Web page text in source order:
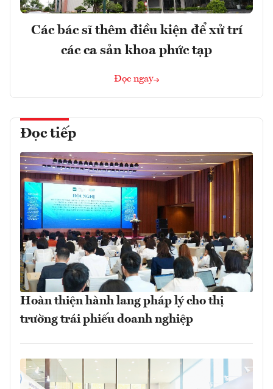
Các bác sĩ thêm điều kiện để xử trí
các ca sản khoa phức tạp
Đọc ngay
Đọc tiếp
Hoàn thiện hành lang pháp lý cho thị
trường trái phiếu doanh nghiệp